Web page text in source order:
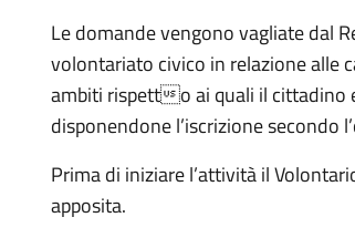
Le domande vengono vagliate dal
volontariato civico in relazione alle
ambiti rispetto ai quali il cittadino
disponendone l’iscrizione secondo
Prima di iniziare l’attività il
apposita.